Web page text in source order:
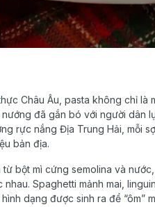
Châu Âu, pasta không chỉ là
đã gắn bó với người dân
rực nắng Địa Trung Hải, mỗi
bản địa.
bột mì cứng semolina và
Spaghetti mảnh mai,
dạng được sinh ra để